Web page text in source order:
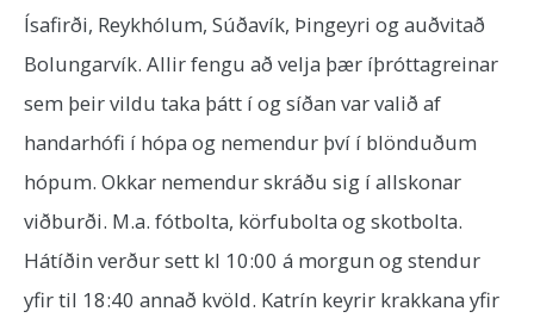
Ísafirði, Reykhólum, Súðavík, Þingeyri og auðvitað
Bolungarvík. Allir fengu að velja þær íþróttagreinar
sem þeir vildu taka þátt í og síðan var valið af
handarhófi í hópa og nemendur því í blönduðum
hópum. Okkar nemendur skráðu sig í allskonar
viðburði. M.a. fótbolta, körfubolta og skotbolta.
Hátíðin verður sett kl 10:00 á morgun og stendur
yfir til 18:40 annað kvöld. Katrín keyrir krakkana yfir